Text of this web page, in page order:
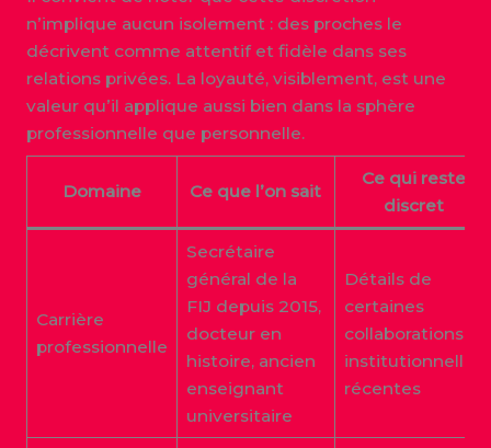
n’implique aucun isolement : des proches le
décrivent comme attentif et fidèle dans ses
relations privées. La loyauté, visiblement, est une
valeur qu’il applique aussi bien dans la sphère
professionnelle que personnelle.
Domaine Ce que l’on sait
Ce qui reste
discret
Carrière
professionnelle
Secrétaire
général de la
FIJ depuis 2015,
docteur en
histoire, ancien
enseignant
universitaire
Détails de
certaines
collaborations
institutionnelles
récentes